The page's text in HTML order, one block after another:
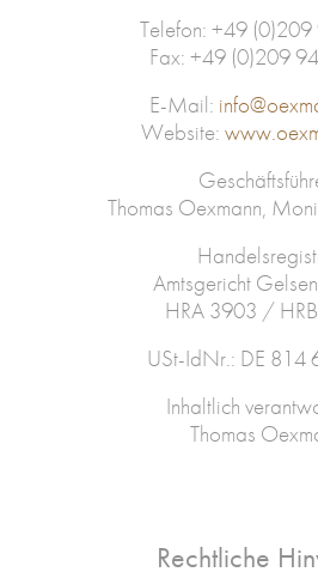
Telefon: +49
Fax: +49 (0)209
E-Mail:
Website:
Thomas Oexmann,
Amtsgericht
HRA 3903 /
USt-IdNr.: DE 814
Inhaltlich
Thomas
Rechtliche